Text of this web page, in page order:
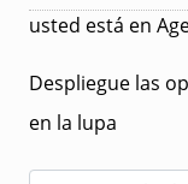
usted está en
Despliegue las
en la lupa